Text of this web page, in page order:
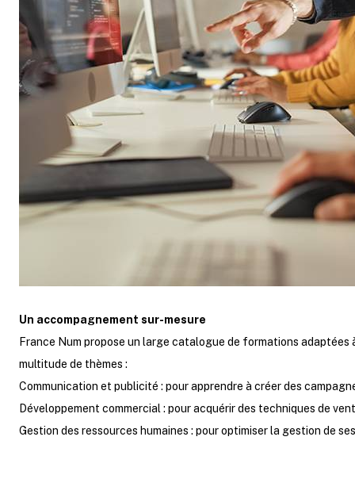
Un accompagnement sur-mesure
France Num propose un large catalogue de formations
multitude de thèmes :
Communication et publicité : pour apprendre à créer des
Développement commercial : pour acquérir des techniques de
Gestion des ressources humaines : pour optimiser la gestion de